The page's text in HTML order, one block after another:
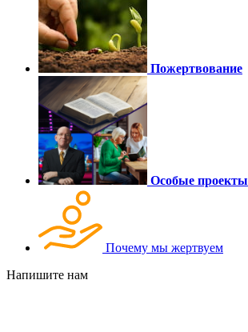
Пожертвование
Особые проекты
Почему мы жертвуем
Напишите нам